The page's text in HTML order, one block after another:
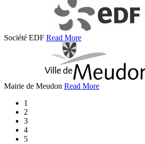
Société EDF Read More
Mairie de Meudon Read More
1
2
3
4
5